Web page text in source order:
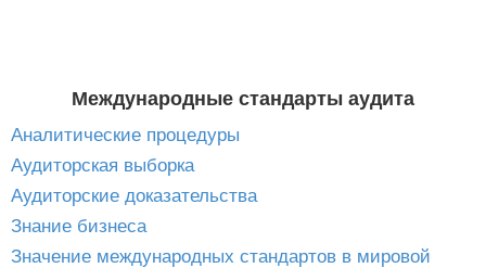
Международные стандарты аудита
Аналитические процедуры
Аудиторская выборка
Аудиторские доказательства
Знание бизнеса
Значение международных стандартов в мировой